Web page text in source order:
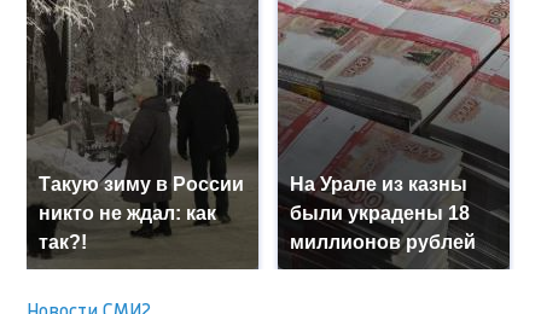
Такую зиму в России
никто не ждал: как
так?!
На Урале из казны
были украдены 18
миллионов рублей